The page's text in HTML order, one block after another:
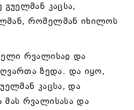
გუელმან კაცსა,
რომელმან იხილოს
რვალისაჲ და
ზედა. და იყო,
კაცსა, და
მას რვალისასა და